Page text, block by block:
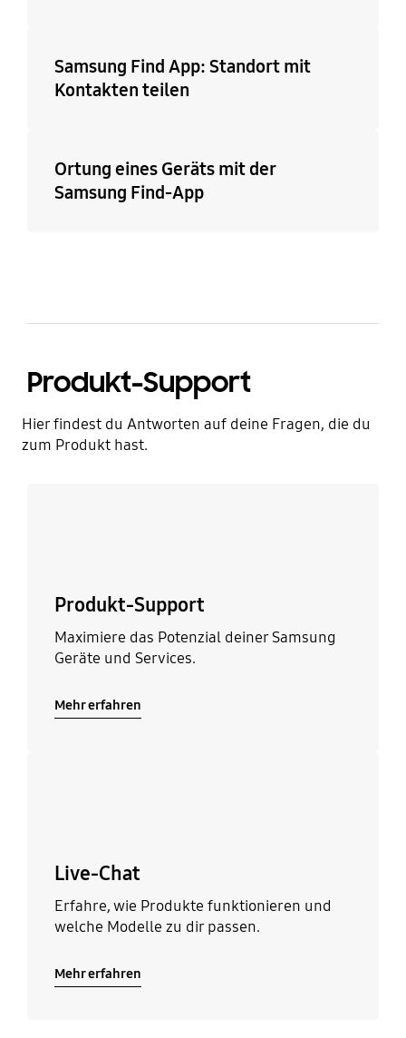
Samsung Find App: Standort mit
Kontakten teilen
Ortung eines Geräts mit der
Samsung Find-App
Produkt-Support
Hier findest du Antworten auf deine Fragen, die du
zum Produkt hast.
Produkt-Support
Maximiere das Potenzial deiner Samsung
Geräte und Services.
Mehr erfahren
Live-Chat
Erfahre, wie Produkte funktionieren und
welche Modelle zu dir passen.
Mehr erfahren